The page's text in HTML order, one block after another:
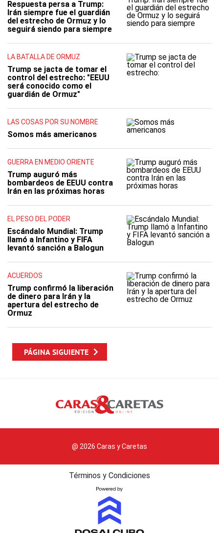
Respuesta persa a Trump:
Irán siempre fue el guardián
del estrecho de Ormuz y lo
seguirá siendo para siempre
LA BATALLA DE ORMUZ
Trump se jacta de tomar el
control del estrecho: "EEUU
será conocido como el
guardián de Ormuz"
LAS COSAS POR SU NOMBRE
Somos más americanos
GUERRA EN MEDIO ORIENTE
Trump auguró más
bombardeos de EEUU contra
Irán en las próximas horas
EL PESO DEL PODER
Escándalo Mundial: Trump
llamó a Infantino y FIFA
levantó sanción a Balogun
ACUERDOS
Trump confirmó la liberación
de dinero para Irán y la
apertura del estrecho de
Ormuz
PÁGINA SIGUIENTE
@ 2026 Caras y Caretas
Términos y Condiciones